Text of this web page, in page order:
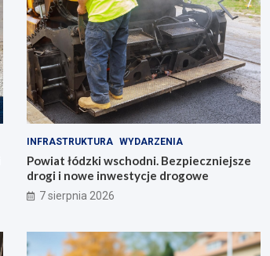
INFRASTRUKTURA WYDARZENIA
Powiat łódzki wschodni. Bezpieczniejsze
drogi i nowe inwestycje drogowe
7 sierpnia 2026